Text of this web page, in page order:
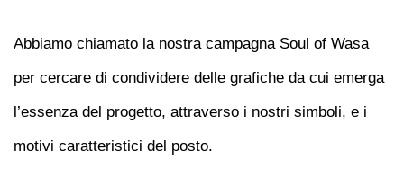
Abbiamo chiamato la nostra campagna Soul of Wasa
per cercare di condividere delle grafiche da cui emerga
l’essenza del progetto, attraverso i nostri simboli, e i
motivi caratteristici del posto.